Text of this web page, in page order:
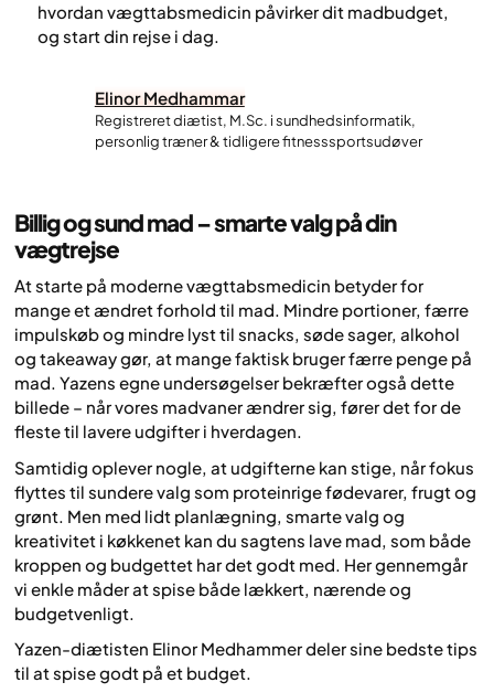
hvordan vægttabsmedicin påvirker dit madbudget,
og start din rejse i dag.
Elinor Medhammar
Registreret diætist, M.Sc. i sundhedsinformatik,
personlig træner & tidligere fitnesssportsudøver
Billig og sund mad – smarte valg på din
vægtrejse
At starte på moderne vægttabsmedicin betyder for
mange et ændret forhold til mad. Mindre portioner, færre
impulskøb og mindre lyst til snacks, søde sager, alkohol
og takeaway gør, at mange faktisk bruger færre penge på
mad. Yazens egne undersøgelser bekræfter også dette
billede – når vores madvaner ændrer sig, fører det for de
fleste til lavere udgifter i hverdagen.
Samtidig oplever nogle, at udgifterne kan stige, når fokus
flyttes til sundere valg som proteinrige fødevarer, frugt og
grønt. Men med lidt planlægning, smarte valg og
kreativitet i køkkenet kan du sagtens lave mad, som både
kroppen og budgettet har det godt med. Her gennemgår
vi enkle måder at spise både lækkert, nærende og
budgetvenligt.
Yazen-diætisten Elinor Medhammer deler sine bedste tips
til at spise godt på et budget.